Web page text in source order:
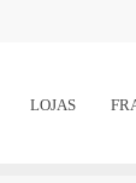
LOJAS